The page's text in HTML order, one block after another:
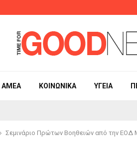
ΑΜΕΑ ΚΟΙΝΩΝΙΚΆ ΥΓΕΊΑ
Σεμινάριο Πρώτων Βοηθειών από την ΕΟΔ